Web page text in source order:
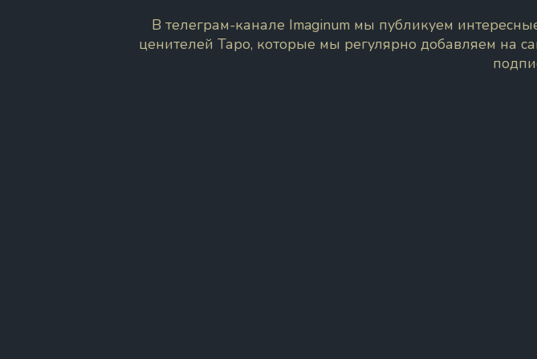
В телеграм-канале Imaginum мы публикуем
ценителей Таро, которые мы регулярно добавляем на